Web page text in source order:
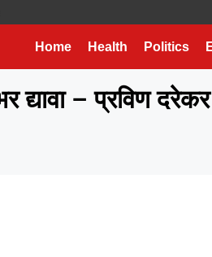
Home Health Politics
द्यावा – प्रविण दरेकर